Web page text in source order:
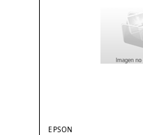
EPSON